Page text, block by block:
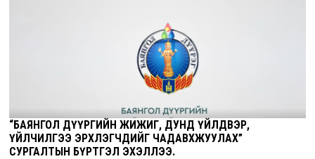
“БАЯНГОЛ ДҮҮРГИЙН ЖИЖИГ, ДУНД ҮЙЛДВЭР,
ҮЙЛЧИЛГЭЭ ЭРХЛЭГЧДИЙГ ЧАДАВХЖУУЛАХ”
СУРГАЛТЫН БҮРТГЭЛ ЭХЭЛЛЭЭ.